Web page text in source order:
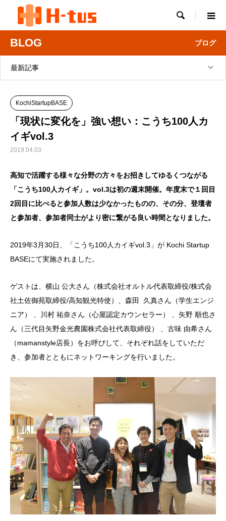

BLOG ブログ
最新記事
KochiStartupBASE
「現状に変化を」強い想い：こうち100人カ
イギvol.3
2019.04.03
高知で活躍する様々な分野の方々をお招きしてゆるくつながる
「こうち100人カイギ」。vol.3は初の週末開催。年度末で１回目
2回目に比べると参加人数は少なかったものの、その分、登壇者
と参加者、参加者同士がより密に繋がる良い時間となりました。
2019年3月30日、「こうち100人カイギvol.3」が Kochi Startup
BASEにて実施されました。
ゲストは、横山 公大さん（株式会社オルトル代表取締役/株式会
社土佐御苑取締役/高知観光特使）、森田 久真さん（学生エンジ
ニア） 、川村 祐奈さん（心屋認定カウンセラー） 、矢野 順也さ
ん（三代目矢野金光農園株式会社代表取締役） 、古味 由希さん
（mamanstyle店長）をお呼びして、それぞれ話をしていただ
き、参加者とともにネットワーキングを行いました。